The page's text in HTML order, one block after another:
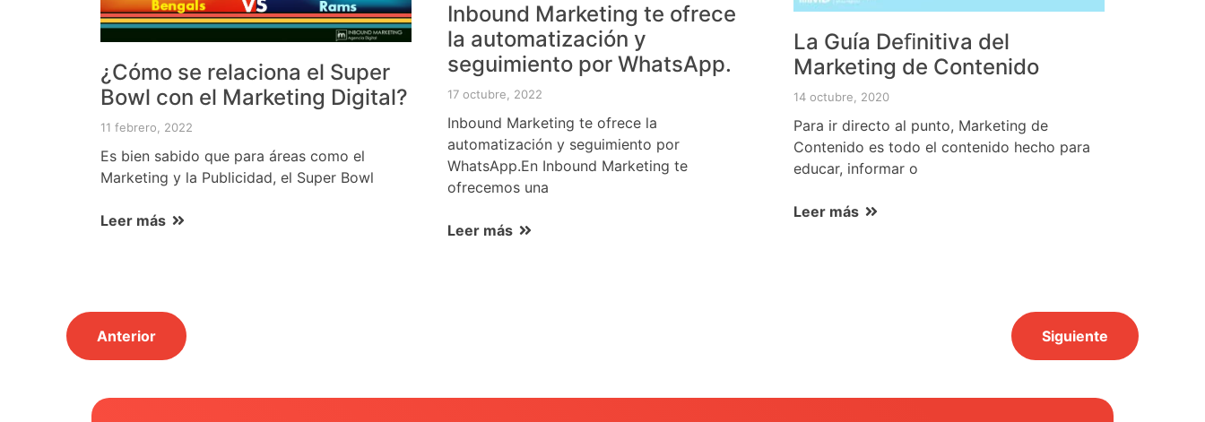
¿Cómo se relaciona el Super
Bowl con el Marketing Digital?
11 febrero, 2022
Es bien sabido que para áreas como el
Marketing y la Publicidad, el Super Bowl
Leer más
Inbound Marketing te ofrece
la automatización y
seguimiento por WhatsApp.
17 octubre, 2022
Inbound Marketing te ofrece la
automatización y seguimiento por
WhatsApp.En Inbound Marketing te
ofrecemos una
Leer más
La Guía Deﬁnitiva del
Marketing de Contenido
14 octubre, 2020
Para ir directo al punto, Marketing de
Contenido es todo el contenido hecho para
educar, informar o
Leer más
Anterior Siguiente